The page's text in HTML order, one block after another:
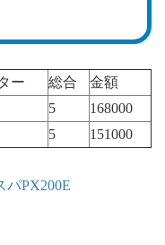
ー 総合
金額
5
168000
5 151000
パPX200E